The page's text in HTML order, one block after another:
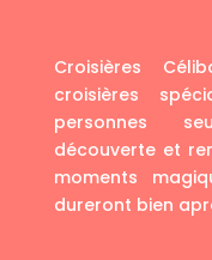
Croisières
croisières
personnes
découverte et
moments
dureront bien